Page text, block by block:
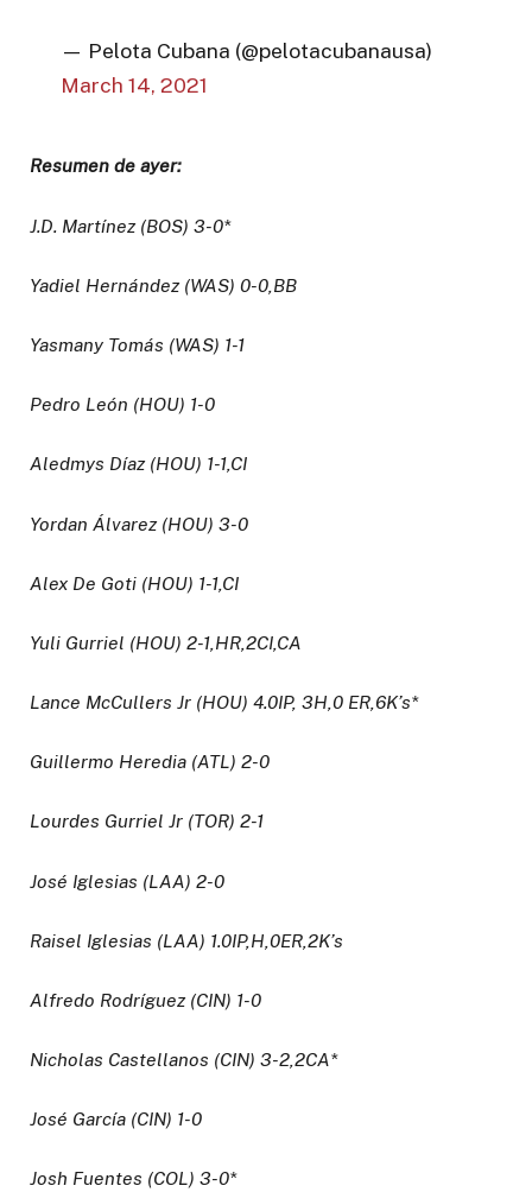
— Pelota Cubana (@pelotacubanausa)
March 14, 2021
Resumen de ayer:
J.D. Martínez (BOS) 3-0*
Yadiel Hernández (WAS) 0-0,BB
Yasmany Tomás (WAS) 1-1
Pedro León (HOU) 1-0
Aledmys Díaz (HOU) 1-1,CI
Yordan Álvarez (HOU) 3-0
Alex De Goti (HOU) 1-1,CI
Yuli Gurriel (HOU) 2-1,HR,2CI,CA
Lance McCullers Jr (HOU) 4.0IP, 3H,0 ER,6K’s*
Guillermo Heredia (ATL) 2-0
Lourdes Gurriel Jr (TOR) 2-1
José Iglesias (LAA) 2-0
Raisel Iglesias (LAA) 1.0IP,H,0ER,2K’s
Alfredo Rodríguez (CIN) 1-0
Nicholas Castellanos (CIN) 3-2,2CA*
José García (CIN) 1-0
Josh Fuentes (COL) 3-0*